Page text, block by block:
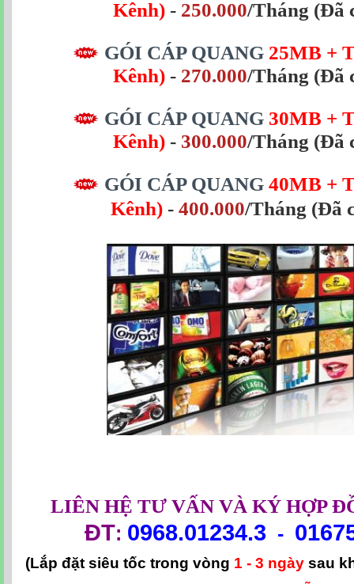
Kênh) - 250.000/Tháng (Đã
GÓI CÁP QUANG 25MB +
Kênh) - 270.000/Tháng (Đã
GÓI CÁP QUANG 30MB +
Kênh) - 300.000/Tháng (Đã
GÓI CÁP QUANG 40MB +
Kênh) - 400.000/Tháng (Đã
LIÊN HỆ TƯ VẤN VÀ KÝ HỢP
ĐT: 0968.01234.3 -
(Lắp đặt siêu tốc trong vòng 1 - 3 ngày sau